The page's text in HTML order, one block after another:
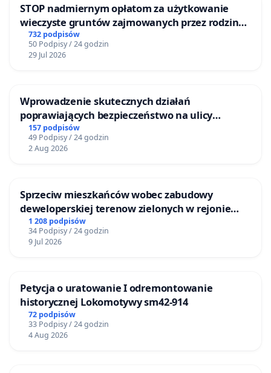
STOP nadmiernym opłatom za użytkowanie
wieczyste gruntów zajmowanych przez rodzinne
ogrody działkowe.
732 podpisów
50 Podpisy / 24 godzin
29 Jul 2026
Wprowadzenie skutecznych działań
poprawiających bezpieczeństwo na ulicy
Żeromskiego w Otwocku
157 podpisów
49 Podpisy / 24 godzin
2 Aug 2026
Sprzeciw mieszkańców wobec zabudowy
deweloperskiej terenow zielonych w rejonie
Bulwarów Straceńskich w Bielsku-Białej
1 208 podpisów
34 Podpisy / 24 godzin
9 Jul 2026
Petycja o uratowanie I odremontowanie
historycznej Lokomotywy sm42-914
72 podpisów
33 Podpisy / 24 godzin
4 Aug 2026